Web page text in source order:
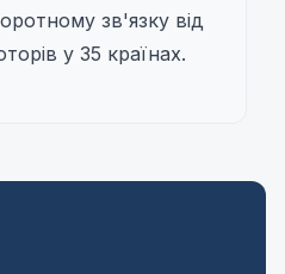
зв'язку від
у 35 країнах.